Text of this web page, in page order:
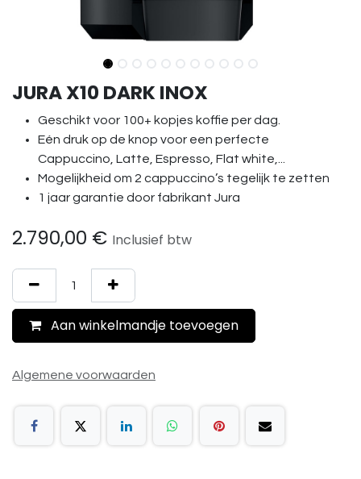
JURA X10 DARK INOX
Geschikt voor 100+ kopjes koffie per dag.
Eén druk op de knop voor een perfecte
Cappuccino, Latte, Espresso, Flat white,...
Mogelijkheid om 2 cappuccino’s tegelijk te zetten
1 jaar garantie door fabrikant Jura
2.790,00 € Inclusief btw
Aan winkelmandje toevoegen
Algemene voorwaarden